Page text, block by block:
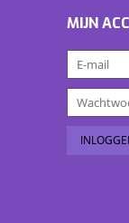
MIJN